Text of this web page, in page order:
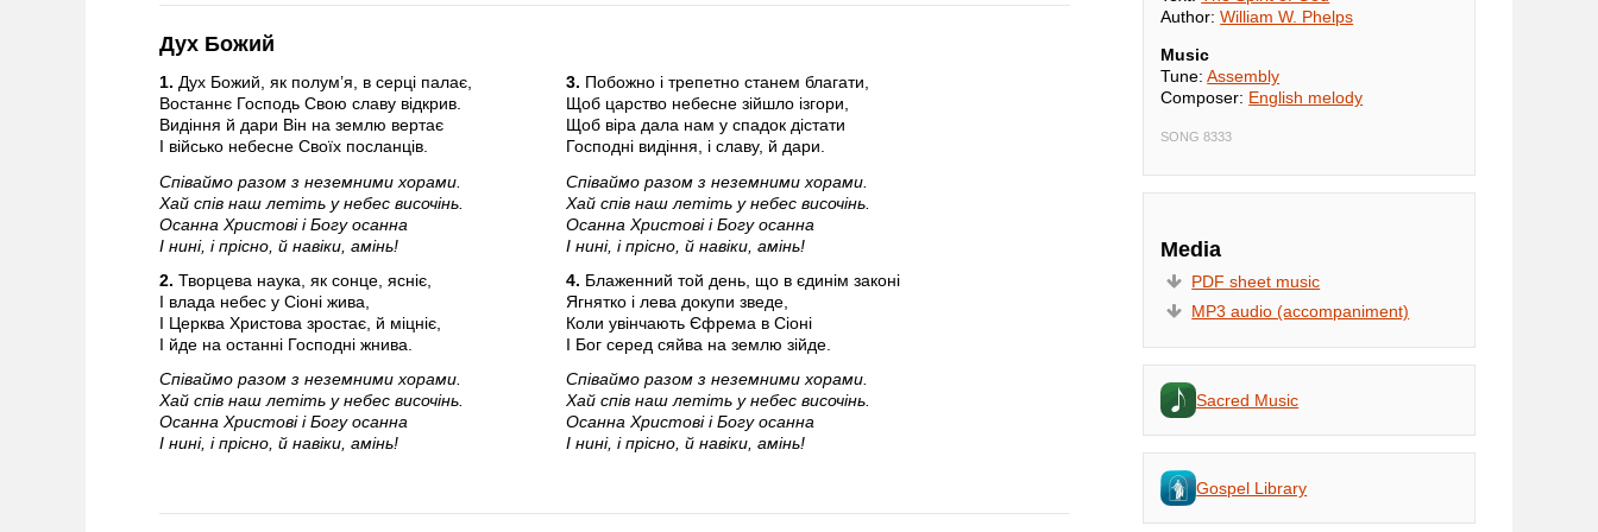
Дух Божий
1. Дух Божий, як полум’я, в серці палає,
Востаннє Господь Свою славу відкрив.
Видіння й дари Він на землю вертає
І військо небесне Своїх посланців.
Співаймо разом з неземними хорами.
Хай спів наш летіть у небес височінь.
Осанна Христові і Богу осанна
І нині, і прісно, й навіки, амінь!
2. Творцева наука, як сонце, ясніє,
І влада небес у Сіоні жива,
І Церква Христова зростає, й міцніє,
І йде на останні Господні жнива.
Співаймо разом з неземними хорами.
Хай спів наш летіть у небес височінь.
Осанна Христові і Богу осанна
І нині, і прісно, й навіки, амінь!
3. Побожно і трепетно станем благати,
Щоб царство небесне зійшло ізгори,
Щоб віра дала нам у спадок дістати
Господні видіння, і славу, й дари.
Співаймо разом з неземними хорами.
Хай спів наш летіть у небес височінь.
Осанна Христові і Богу осанна
І нині, і прісно, й навіки, амінь!
4. Блаженний той день, що в єдинім законі
Ягнятко і лева докупи зведе,
Коли увінчають Єфрема в Сіоні
І Бог серед сяйва на землю зійде.
Співаймо разом з неземними хорами.
Хай спів наш летіть у небес височінь.
Осанна Христові і Богу осанна
І нині, і прісно, й навіки, амінь!
Author:William W. Phelps
Music
Tune:Assembly
Composer: English melody
SONG 8333
Media
PDF sheet music
MP3 audio (accompaniment)
Sacred Music
Gospel Library